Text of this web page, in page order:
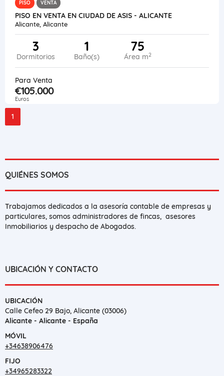
PISO VENTA
PISO EN VENTA EN CIUDAD DE ASIS - ALICANTE
Alicante, Alicante
3
Dormitorios
1
Baño(s)
75
Área m2
Para Venta
€105.000
Euros
1
QUIÉNES SOMOS
Trabajamos dedicados a la asesoría contable de empresas y
particulares, somos administradores de fincas, asesores
Inmobiliarios y despacho de Abogados.
UBICACIÓN Y CONTACTO
UBICACIÓN
Calle Cefeo 29 Bajo, Alicante (03006)
Alicante - Alicante - España
MÓVIL
+34638906476
FIJO
+34965283322